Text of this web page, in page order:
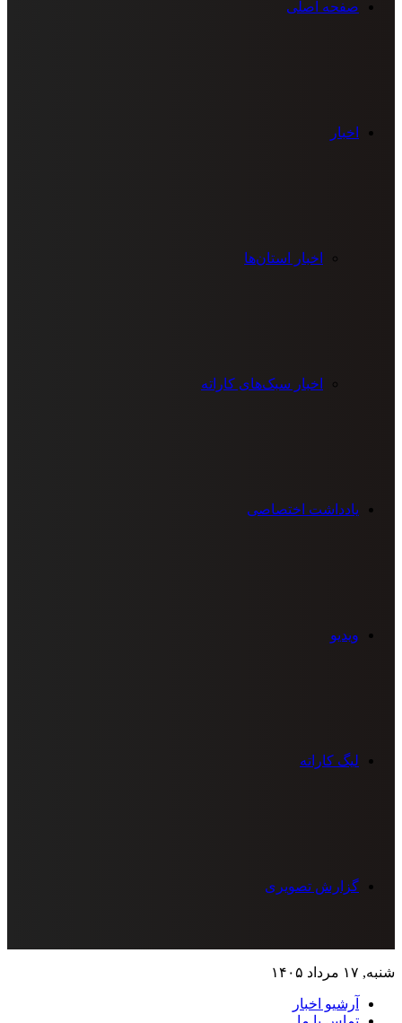
صفحه اصلی
اخبار
اخبار استان‌ها
اخبار سبک‌های کاراته
یادداشت اختصاصی
ویدیو
لیگ کاراته
گزارش تصویری
شنبه, ۱۷ مرداد ۱۴۰۵
آرشیو اخبار